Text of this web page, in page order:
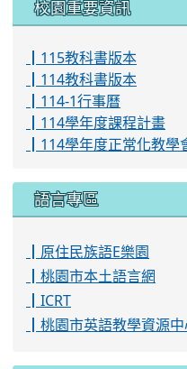
校園重要資訊
┃115教科書版本
┃114教科書版本
┃114-1行事曆
┃114學年度課程計畫
┃114學年度正常化教
語言專區
┃原住民族語E樂園
┃桃園市本土語言網
┃ICRT
┃桃園市英語教學資源